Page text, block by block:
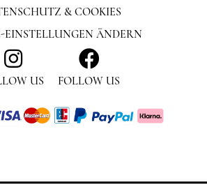
US FOLLOW US
& COOKIES
EINSTELLUNGEN ÄNDERN